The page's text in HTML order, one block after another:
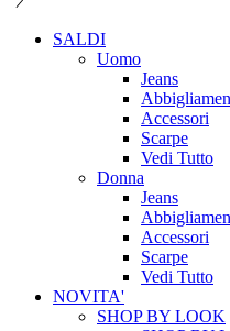
SALDI
Uomo
Jeans
Accessori
Scarpe
Vedi Tutto
Donna
Jeans
Accessori
Scarpe
Vedi Tutto
NOVITA'
SHOP BY LOOK